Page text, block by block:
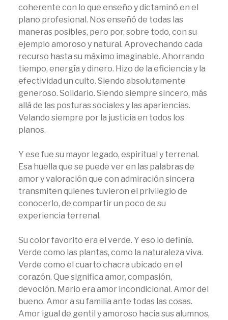
coherente con lo que enseño y dictaminó en el
plano profesional. Nos enseñó de todas las
maneras posibles, pero por, sobre todo, con su
ejemplo amoroso y natural. Aprovechando cada
recurso hasta su máximo imaginable. Ahorrando
tiempo, energía y dinero. Hizo de la eficiencia y la
efectividad un culto. Siendo absolutamente
generoso. Solidario. Siendo siempre sincero, más
allá de las posturas sociales y las apariencias.
Velando siempre por la justicia en todos los
planos.
Y ese fue su mayor legado, espiritual y terrenal.
Esa huella que se puede ver en las palabras de
amor y valoración que con admiración sincera
transmiten quienes tuvieron el privilegio de
conocerlo, de compartir un poco de su
experiencia terrenal.
Su color favorito era el verde. Y eso lo definía.
Verde como las plantas, como la naturaleza viva.
Verde como el cuarto chacra ubicado en el
corazón. Que significa amor, compasión,
devoción. Mario era amor incondicional. Amor del
bueno. Amor a su familia ante todas las cosas.
Amor igual de gentil y amoroso hacia sus alumnos,